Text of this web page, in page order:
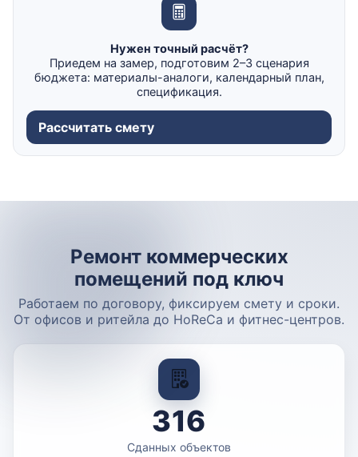
Нужен точный расчёт?
Приедем на замер, подготовим 2–3 сценария
бюджета: материалы-аналоги, календарный план,
спецификация.
Рассчитать смету
Ремонт коммерческих
помещений под ключ
Работаем по договору, фиксируем смету и сроки.
От офисов и ритейла до HoReCa и фитнес-центров.
316
Сданных объектов